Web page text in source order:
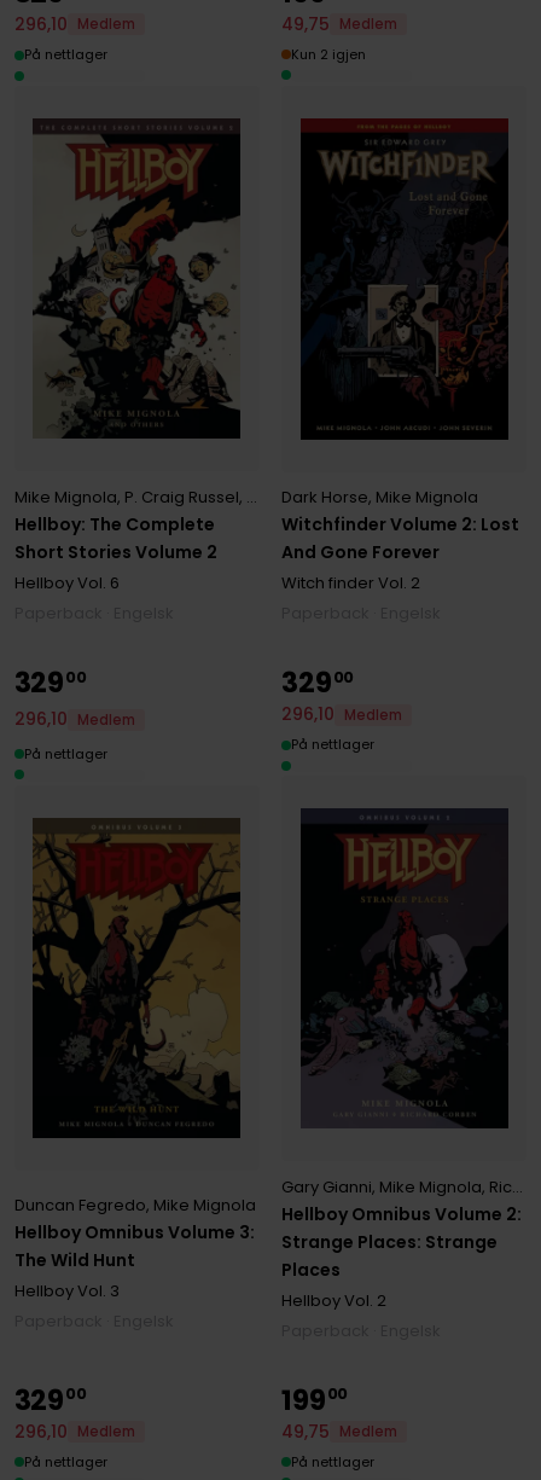
Hellboy: The Complete
Short Stories Volume 2
Mike Mignola, P. Craig Russel, Scott Hampton
HellboyVol. 6
296,10
Medlem
På nettlager
Witchfinder Volume 2: Lost
And Gone Forever
Dark Horse, Mike Mignola
Witch finder Vol. 2
49,75
Medlem
Kun 2 igjen
Hellboy Omnibus Volume 3:
The Wild Hunt
Duncan Fegredo, Mike Mignola
HellboyVol. 3
32900
296,10
Medlem
På nettlager
Hellboy Omnibus Volume 2:
Strange Places: Strange
Places
Gary Gianni, Mike Mignola, Richard Corben
HellboyVol. 2
32900
296,10
Medlem
På nettlager
32900
296,10
Medlem
På nettlager
19900
49,75
Medlem
På nettlager